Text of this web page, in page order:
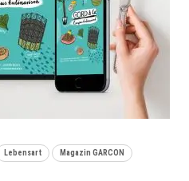
Lebensart Magazin GARCON